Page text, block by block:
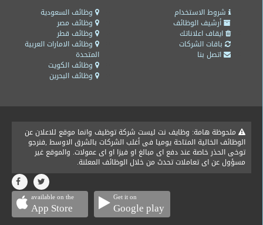
وظائف السعودية
وظائف مصر
وظائف قطر
وظائف الامارات العربية
المتحدة
وظائف الكويت
وظائف البحرين
شروط الاستخدام
أرشيف الوظائف
ايقاف اعلاناتك
باقات الشركات
اتصل بنا
ملحوظة هامة: وظايف نت ليست شركة توظيف وانما موقع للاعلان عن
الوظائف الخالية المتاحة يوميا فى أغلب الشركات بالشرق الاوسط ,فنرجو
توخى الحذر خاصة عند دفع اى مبالغ او فيزا او اى عمولات. والموقع غير
مسؤول عن اى تعاملات تحدث من خلال الوظائف المعلنة.
available on the
App Store
Get it on
Google play